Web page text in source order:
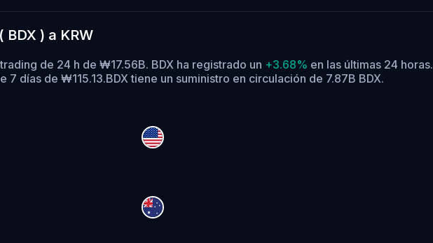
) a KRW
de 24 h de ₩17.56B. BDX ha registrado un +3.68% en las últimas 24 horas.
7 días de ₩115.13.BDX tiene un suministro en circulación de 7.87B BDX.